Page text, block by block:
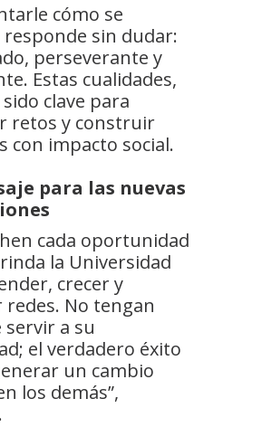
cómo se
responde sin dudar:
perseverante y
Estas cualidades,
clave para
retos y construir
con impacto social.
para las nuevas
cada oportunidad
la Universidad
crecer y
No tengan
servir a su
el verdadero éxito
un cambio
los demás”,